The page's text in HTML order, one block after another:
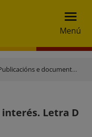
Menú
e documentación
interés. Letra D